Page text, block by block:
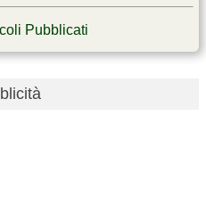
Pubblicati